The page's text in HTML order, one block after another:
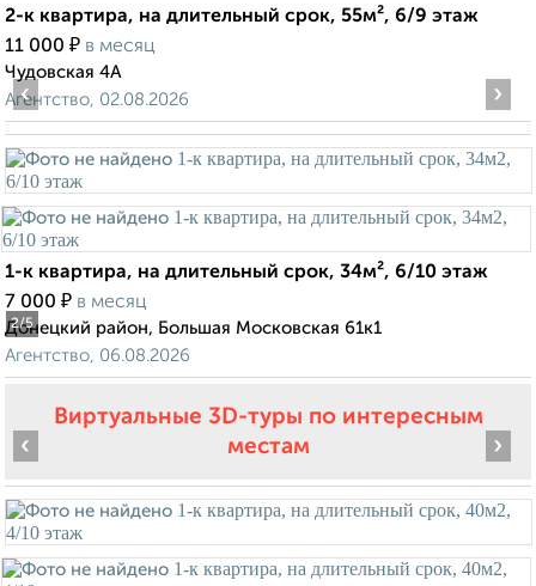
2-к квартира, на длительный срок, 55м², 6/9 этаж
11 000 ₽ в месяц
Чудовская 4А
Агентство, 02.08.2026
2/5
‹ ›
1-к квартира, на длительный срок, 34м², 6/10 этаж
7 000 ₽ в месяц
Донецкий район, Большая Московская 61к1
Агентство, 06.08.2026
Виртуальные 3D-туры по интересным
местам
‹ ›